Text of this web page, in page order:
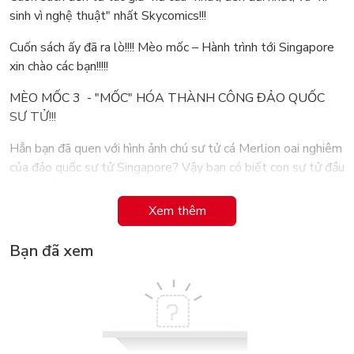
sinh vì nghệ thuật" nhất Skycomics!!!
Cuốn sách ấy đã ra lò!!!! Mèo mốc – Hành trình tới Singapore
xin chào các bạn!!!!!
MÈO MỐC 3 - "MỐC" HÓA THÀNH CÔNG ĐẢO QUỐC
SƯ TỬ!!!
Hẳn bạn đã quen với hình ảnh chú sư tử cá Merlion oai nghiêm
của đảo quốc sư tử Singapore? Vậy bạn có biết con sư tử đầu
Cũng mình cá, cũng bờm, cũng phun nước... Mốc-lion chính là
hình số 8 mọc “chia chia” trên đầu thực hiện.
Ấy, đừng bỉ bai vội, con sư tử Mốc này không phải dạng vừa
đâu. Mốc-lion nó là biểu tượng chiến thắng của chiến dịch
Mốc hóa thế giới giai đoạn 3 đó!
Xem thêm
Bạn đã xem